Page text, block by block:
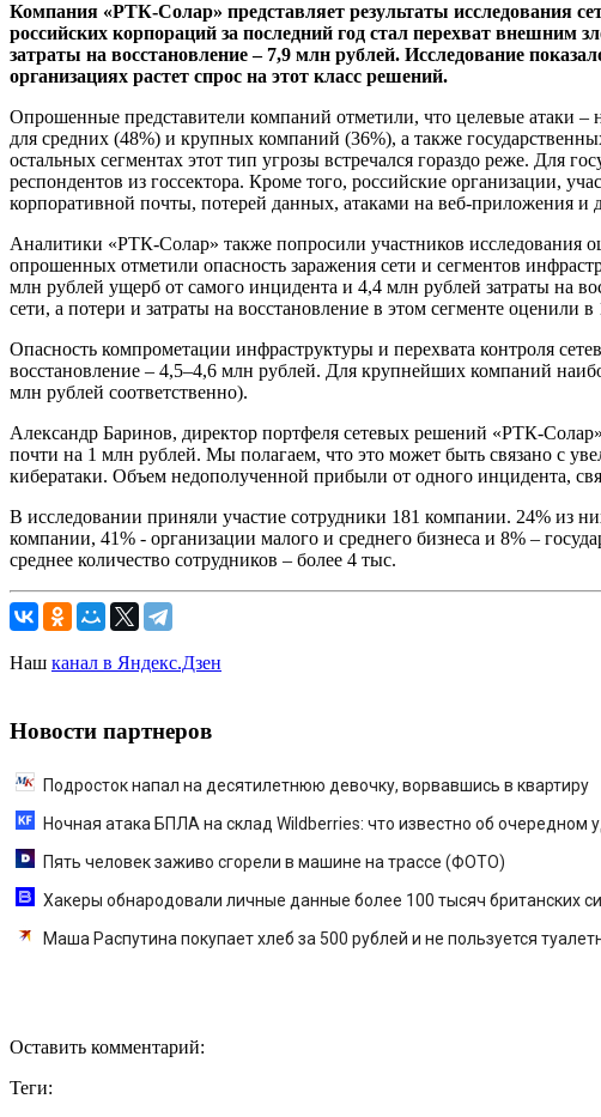
Компания «РТК-Солар» представляет результаты исследования
российских корпораций за последний год стал перехват внешним
затраты на восстановление – 7,9 млн рублей. Исследование
организациях растет спрос на этот класс решений.
Опрошенные представители компаний отметили, что целевые атаки –
для средних (48%) и крупных компаний (36%), а также
остальных сегментах этот тип угрозы встречался гораздо реже. Для
респондентов из госсектора. Кроме того, российские организации,
корпоративной почты, потерей данных, атаками на веб-приложения и
Аналитики «РТК-Солар» также попросили участников исследования
опрошенных отметили опасность заражения сети и сегментов
млн рублей ущерб от самого инцидента и 4,4 млн рублей затраты на
сети, а потери и затраты на восстановление в этом сегменте
Опасность компрометации инфраструктуры и перехвата контроля
восстановление – 4,5–4,6 млн рублей. Для крупнейших компаний
млн рублей соответственно).
Александр Баринов, директор портфеля сетевых решений «РТК-
почти на 1 млн рублей. Мы полагаем, что это может быть связано с
кибератаки. Объем недополученной прибыли от одного инцидента,
В исследовании приняли участие сотрудники 181 компании. 24% из
компании, 41% - организации малого и среднего бизнеса и 8% –
среднее количество сотрудников – более 4 тыс.
Наш канал в Яндекс.Дзен
Новости партнеров
Подросток напал на десятилетнюю девочку, ворвавшись в квартиру
Ночная атака БПЛА на склад Wildberries: что известно об
Пять человек заживо сгорели в машине на трассе (ФОТО)
Хакеры обнародовали личные данные более 100 тысяч британских
Маша Распутина покупает хлеб за 500 рублей и не пользуется
Оставить комментарий:
Теги: